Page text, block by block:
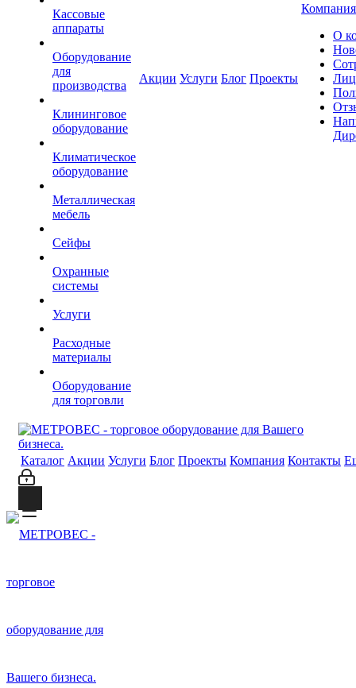
Кассовые
аппараты
Оборудование
для
производства
Клининговое
оборудование
Климатическое
оборудование
Металлическая
мебель
Сейфы
Охранные
системы
Услуги
Расходные
материалы
Оборудование
для торговли
Акции Услуги Блог Проекты
Компания
О
Каталог Акции Услуги Блог Проекты Компания Контакты